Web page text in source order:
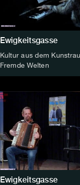
Ewigkeitsgasse
Kultur aus dem
Fremde Welten
Ewigkeitsgasse